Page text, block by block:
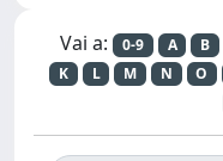
Vai a: 0-9 A B
K
L M N O